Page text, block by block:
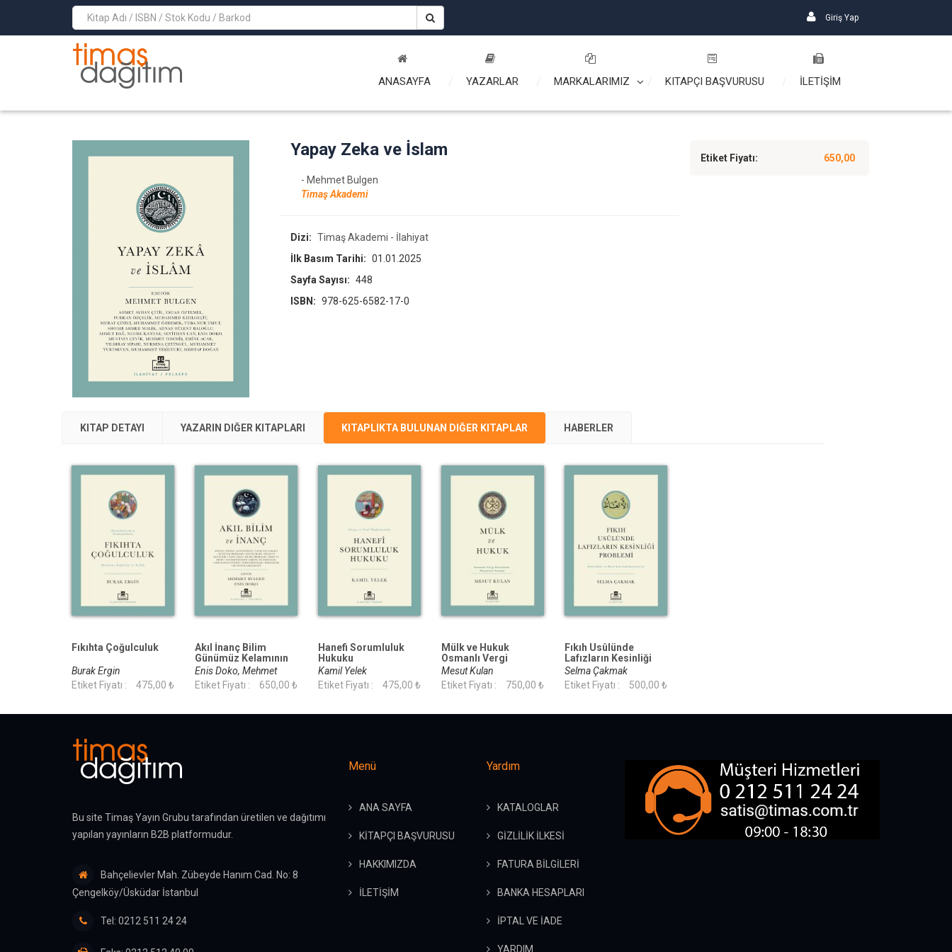
>
Giriş Yap
ANASAYFA YAZARLAR MARKALARIMIZ KITAPÇI BAŞVURUSU İLETİŞİM
Yapay Zeka ve İslam
- Mehmet Bulgen
Timaş Akademi
Dizi: Timaş Akademi - İlahiyat
İlk Basım Tarihi: 01.01.2025
Sayfa Sayısı: 448
ISBN: 978-625-6582-17-0
Etiket Fiyatı: 650,00
KITAP DETAYI YAZARIN DIĞER KITAPLARI KITAPLIKTA BULUNAN DIĞER KITAPLAR HABERLER
Fıkıhta Çoğulculuk
Burak Ergin
Etiket Fiyatı :
475,00 ₺
Akıl İnanç Bilim
Günümüz Kelamının
Yeni Meseleleri
Enis Doko, Mehmet
Bulgen
Etiket Fiyatı : 650,00 ₺
Hanefi Sorumluluk
Hukuku
Kamil Yelek
Etiket Fiyatı :
475,00 ₺
Mülk ve Hukuk
Osmanlı Vergi
Düzeninde Meşruiyet
Sorunu
Mesut Kulan
Etiket Fiyatı :
750,00 ₺
Fıkıh Usûlünde
Lafızların Kesinliği
Problemi
Selma Çakmak
Etiket Fiyatı :
500,00 ₺
Bu site Timaş Yayın Grubu tarafından üretilen ve dağıtımı
yapılan yayınların B2B platformudur.
Bahçelievler Mah. Zübeyde Hanım Cad. No: 8
Çengelköy/Üsküdar İstanbul
Tel: 0212 511 24 24
Menü
ANA SAYFA
KİTAPÇI BAŞVURUSU
HAKKIMIZDA
İLETİŞİM
Yardım
KATALOGLAR
GİZLİLİK İLKESİ
FATURA BİLGİLERİ
BANKA HESAPLARI
İPTAL VE İADE
YARDIM